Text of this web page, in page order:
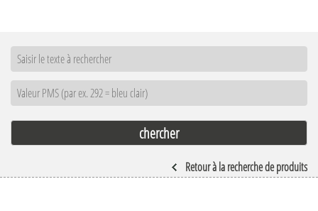
Retour à la recherche de produits